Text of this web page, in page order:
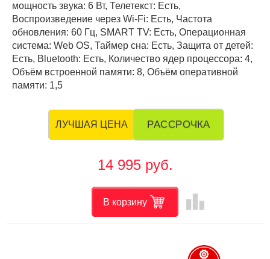
мощность звука: 6 Вт, Телетекст: Есть,
Воспроизведение через Wi-Fi: Есть, Частота
обновления: 60 Гц, SMART TV: Есть, Операционная
система: Web OS, Таймер сна: Есть, Защита от детей:
Есть, Bluetooth: Есть, Количество ядер процессора: 4,
Объём встроенной памяти: 8, Объём оперативной
памяти: 1,5
ЛУЧШАЯ ЦЕНА РАССРОЧКА
14 995 руб.
В корзину leaderboard